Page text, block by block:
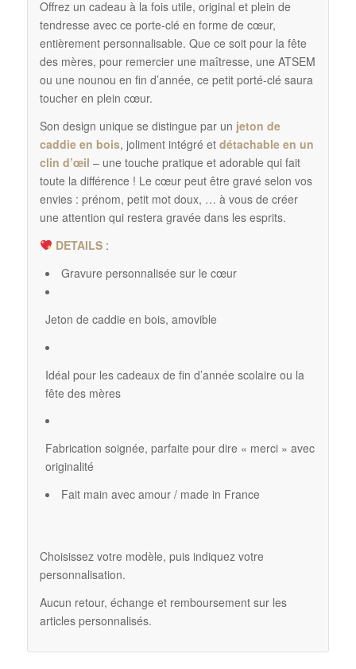
Offrez un cadeau à la fois utile, original et plein de
tendresse avec ce porte-clé en forme de cœur,
entièrement personnalisable. Que ce soit pour la fête
des mères, pour remercier une maîtresse, une ATSEM
ou une nounou en fin d’année, ce petit porté-clé saura
toucher en plein cœur.
Son design unique se distingue par un jeton de
caddie en bois, joliment intégré et détachable en un
clin d’œil – une touche pratique et adorable qui fait
toute la différence ! Le cœur peut être gravé selon vos
envies : prénom, petit mot doux, … à vous de créer
une attention qui restera gravée dans les esprits.
DETAILS:
Gravure personnalisée sur le cœur
Jeton de caddie en bois, amovible
Idéal pour les cadeaux de fin d’année scolaire ou la
fête des mères
Fabrication soignée, parfaite pour dire « merci » avec
originalité
Fait main avec amour / made in France
Choisissez votre modèle, puis indiquez votre
personnalisation.
Aucun retour, échange et remboursement sur les
articles personnalisés.